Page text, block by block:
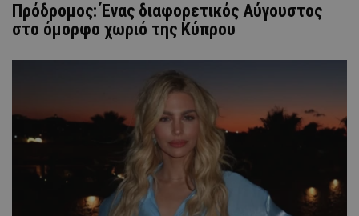
Πρόδρομος: Ένας διαφορετικός Αύγουστος
στο όμορφο χωριό της Κύπρου